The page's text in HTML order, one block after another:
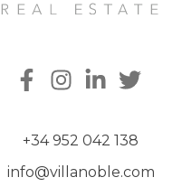
+34 952 042 138
info@villanoble.com